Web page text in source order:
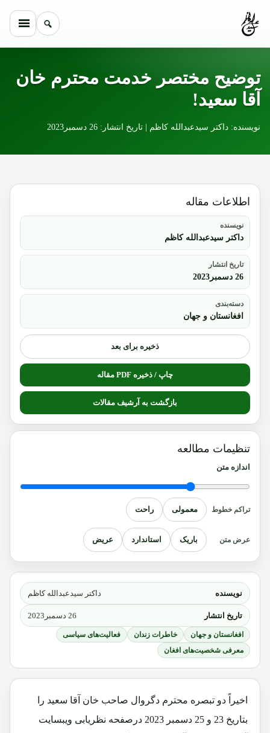
توضیح مختصر خدمت محترم خان
آقا سعید!
نویسنده: داکتر سیدعبدالله کاظم | تاریخ انتشار: 26 دسمبر2023
نویسنده داکتر سیدعبدالله کاظم
تاریخ انتشار 26 دسمبر2023
افغانستان و جهان خاطرات زندان
فعالیت‌های سیاسی
معرفی شخصیت‌های افغان
اخیراً دو تبصره محترم دگروال صاحب خان آقا سعید را
بتاریخ 23 و 25 دسمبر 2023 درصفحه نظریابی ویبسایت
اطلاعات مقاله
نویسنده
داکتر سیدعبدالله کاظم
تاریخ انتشار
26 دسمبر2023
دسته‌بندی
افغانستان و جهان
ذخیره برای بعد
چاپ / ذخیره PDF مقاله
بازگشت به آرشیف مقالات
تنظیمات مطالعه
اندازه متن
تراکم خطوط معمولی راحت
عرض متن باریک استاندارد عریض